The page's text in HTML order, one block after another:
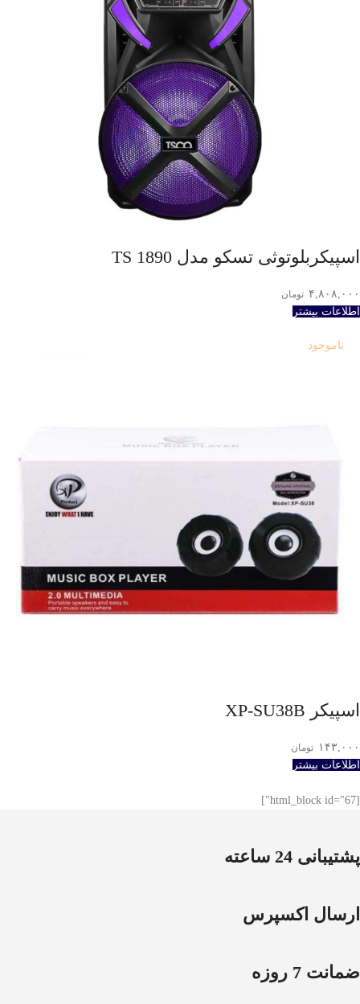
اسپیکربلوتوثی تسکو مدل TS 1890
۴,۸۰۸,۰۰۰ تومان
اطلاعات بیشتر
ناموجود
اسپيکر XP-SU38B
۱۴۳,۰۰۰ تومان
اطلاعات بیشتر
[html_block id="67"]
پشتیبانی 24 ساعته
ارسال اکسپرس
ضمانت 7 روزه